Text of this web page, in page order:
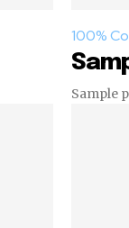
100%
Sample